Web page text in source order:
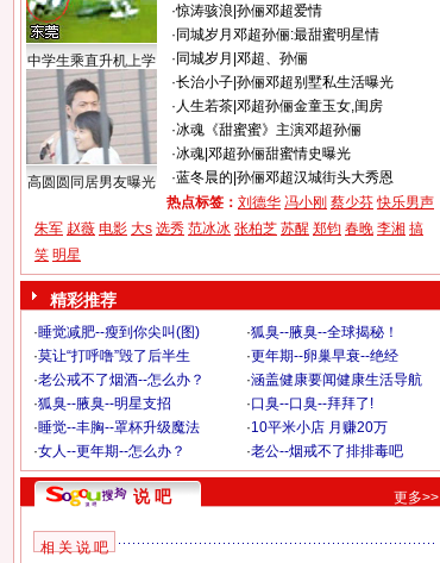
中学生乘直升机上学
高圆圆同居男友曝光
·惊涛骇浪 孙俪邓超爱情
· 同城岁月 邓超孙俪:最甜蜜明星情
· 同城岁月 邓超、孙俪
·长治小子| 孙俪邓超别墅私生活曝光
· 人生若茶| 邓超孙俪金童玉女,闺房
·冰魂《甜蜜蜜》主演邓超孙俪
·冰魂| 邓超孙俪甜蜜情史曝光
·蓝冬晨的 孙俪邓超汉城街头大秀恩
热点标签： 刘德华 冯小刚 蔡少芬 快乐男声
朱军 赵薇 电影 大s 选秀 范冰冰 张柏芝 苏醒 郑钧 春晚 李湘 搞
笑 明星
精彩推荐
·睡觉减肥--瘦到你尖叫(图) ·狐臭--腋臭--全球揭秘！
·莫让“打呼噜”毁了后半生 ·更年期--卵巢早衰--绝经
·老公戒不了烟酒--怎么办？ ·涵盖健康要闻健康生活导航
·狐臭--腋臭--明星支招 ·口臭--口臭--拜拜了!
·睡觉--丰胸--罩杯升级魔法 ·10平米小店 月赚20万
·女人--更年期--怎么办？ ·老公--烟戒不了排排毒吧
说 吧 更多>>
相 关 说 吧